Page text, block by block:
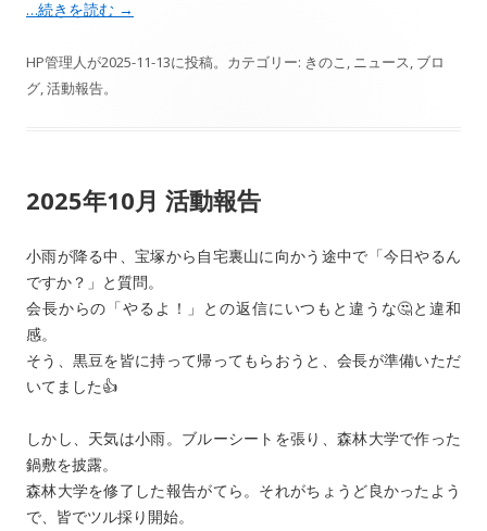
…続きを読む →
HP管理人が2025-11-13に投稿。カテゴリー: きのこ , ニュース, ブロ
グ,活動報告。
2025年10月 活動報告
小雨が降る中、宝塚から自宅裏山に向かう途中で「今日やるん
ですか？」と質問。
会長からの「やるよ！」との返信にいつもと違うな🤔と違和
感。
そう、黒豆を皆に持って帰ってもらおうと、会長が準備いただ
いてました👍
しかし、天気は小雨。ブルーシートを張り、森林大学で作った
鍋敷を披露。
森林大学を修了した報告がてら。それがちょうど良かったよう
で、皆でツル採り開始。